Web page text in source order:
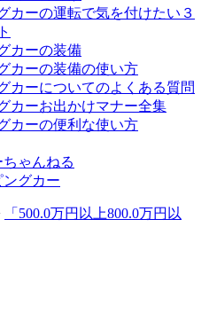
カーの運転で気を付けたい３
カーの装備
カーの装備の使い方
カーについてのよくある質問
カーお出かけマナー全集
カーの便利な使い方
ゃんねる
グカー
「500.0万円以上800.0万円以